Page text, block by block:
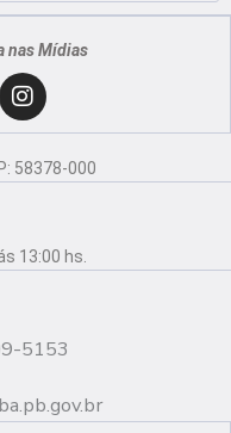
nas Mídias
I
n
s
g
r
58378-000
13:00 hs.
5153